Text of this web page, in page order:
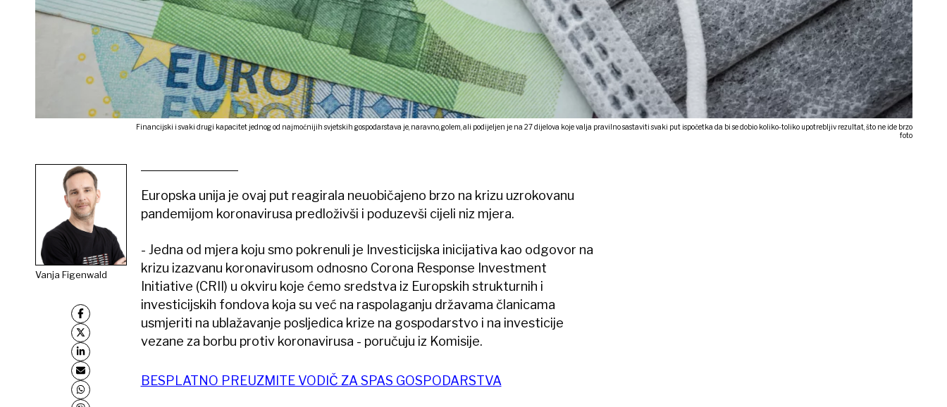
Financijski i svaki drugi kapacitet jednog od najmoćnijih svjetskih gospodarstava je, naravno, golem, ali podijeljen je na 27 dijelova koje valja pravilno sastaviti svaki put ispočetka da bi se dobio koliko-toliko upotrebljiv rezultat, što ne ide brzo
foto
Vanja Figenwald
Europska unija je ovaj put reagirala neuobičajeno brzo na krizu uzrokovanu
pandemijom koronavirusa predloživši i poduzevši cijeli niz mjera.
- Jedna od mjera koju smo pokrenuli je Investicijska inicijativa kao odgovor na
krizu izazvanu koronavirusom odnosno Corona Response Investment
Initiative (CRII) u okviru koje ćemo sredstva iz Europskih strukturnih i
investicijskih fondova koja su već na raspolaganju državama članicama
usmjeriti na ublažavanje posljedica krize na gospodarstvo i na investicije
vezane za borbu protiv koronavirusa - poručuju iz Komisije.
BESPLATNO PREUZMITE VODIČ ZA SPAS GOSPODARSTVA